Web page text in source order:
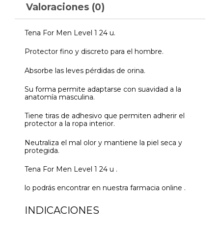
Valoraciones (0)
Tena For Men Level 1 24 u.
Protector fino y discreto para el hombre.
Absorbe las leves pérdidas de orina.
Su forma permite adaptarse con suavidad a la
anatomía masculina.
Tiene tiras de adhesivo que permiten adherir el
protector a la ropa interior.
Neutraliza el mal olor y mantiene la piel seca y
protegida.
Tena For Men Level 1 24 u .
lo podrás encontrar en nuestra farmacia online .
INDICACIONES